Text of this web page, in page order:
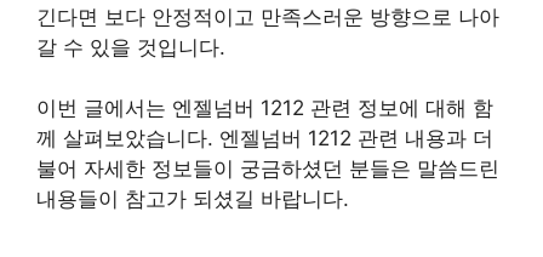
긴다면 보다 안정적이고 만족스러운 방향으로 나아
갈 수 있을 것입니다.
이번 글에서는 엔젤넘버 1212 관련 정보에 대해 함
께 살펴보았습니다. 엔젤넘버 1212 관련 내용과 더
불어 자세한 정보들이 궁금하셨던 분들은 말씀드린
내용들이 참고가 되셨길 바랍니다.